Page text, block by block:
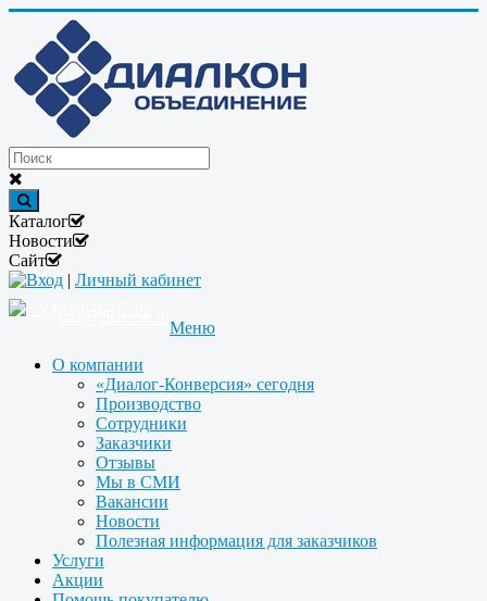
Каталог
Новости
Сайт
Вход | Личный кабинет
Меню
О компании
«Диалог-Конверсия» сегодня
Производство
Сотрудники
Заказчики
Отзывы
Мы в СМИ
Вакансии
Новости
Полезная информация для заказчиков
Услуги
Акции